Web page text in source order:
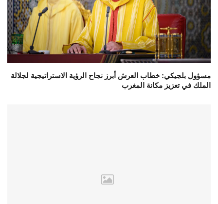
مسؤول بلجيكي: خطاب العرش أبرز نجاح الرؤية الاستراتيجية لجلالة
الملك في تعزيز مكانة المغرب